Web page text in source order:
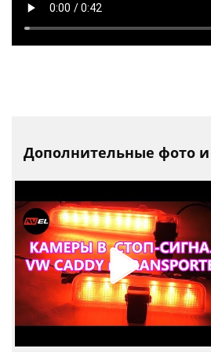
Дополнительные фото